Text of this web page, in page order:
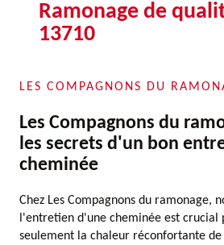
Ramonage de
13710
LES COMPAGNONS DU
Les Compagnons du
les secrets d'un bon
cheminée
Chez Les Compagnons du ramonage,
l'entretien d'une cheminée est crucial
seulement la chaleur réconfortante